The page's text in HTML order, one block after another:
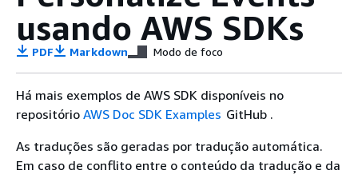
usando AWS SDKs
PDF Markdown Modo de foco
Há mais exemplos de AWS SDK disponíveis no
repositório AWS Doc SDK Examples GitHub .
As traduções são geradas por tradução automática.
Em caso de conflito entre o conteúdo da tradução e da